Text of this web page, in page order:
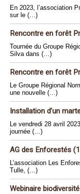
En 2023, l’association
sur le (…)
Rencontre en forêt
Tournée du Groupe
Silva dans (…)
Rencontre en forêt
Le Groupe Régional
une nouvelle (…)
Installation d’un
Le vendredi 28 avril
journée (…)
AG des Enforestés
L’association Les
Tulle, (…)
Webinaire